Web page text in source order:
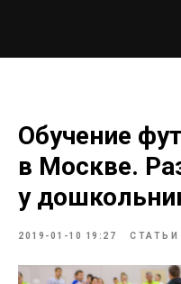
Обучение
в Москве.
у
2019-01-10 19:27 СТАТЬИ